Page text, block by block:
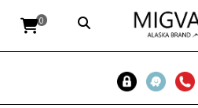
0